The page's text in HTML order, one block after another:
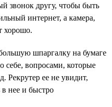
звонок другу, чтобы быть
интернет, а камера,
хорошо.
шпаргалку на бумаге
себе, вопросами, которые
Рекрутер ее не увидит,
в нее и быстро